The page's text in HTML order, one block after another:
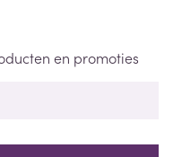
en promoties